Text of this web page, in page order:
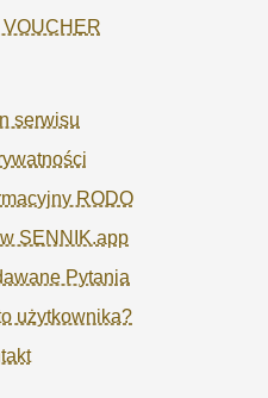
serwisu
RODO
SENNIK.app
Pytania
użytkownika?